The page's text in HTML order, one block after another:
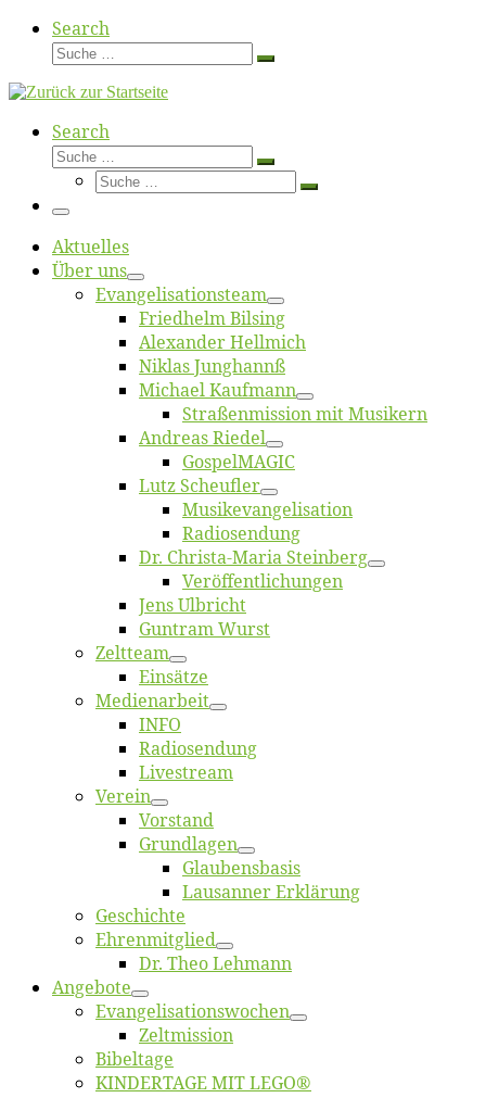
Search
Suche
Suche
Search
Suche
Suche
Suche
Suche
Menü
Ak­tu­el­les
Über uns
Evangelisa­tions­team
Fried­helm Bilsing
Alex­an­der Hellmich
Ni­klas Junghannß
Mi­cha­el Kaufmann
Straßenmis­sion mit Musikern
An­dre­as Riedel
Gos­pel­MA­GIC
Lutz Scheuf­ler
Musikevan­ge­li­sa­tion
Ra­dio­sen­dung
Dr. Chris­­ta-Ma­ria Steinberg
Ver­öf­fent­li­chun­gen
Jens Ulb­richt
Gun­tram Wurst
Zelt­team
Ein­sät­ze
Me­di­en­ar­beit
INFO
Ra­dio­sen­dung
Live­stream
Ver­ein
Vor­stand
Grund­la­gen
Glaubens­ba­sis
Lausan­ner Erklärung
Ge­schich­te
Eh­ren­mit­glied
Dr. Theo Lehmann
An­ge­bo­te
Evangelisa­tions­wo­chen
Zelt­mis­si­on
Bi­bel­ta­ge
KINDERTAGE MIT LEGO®